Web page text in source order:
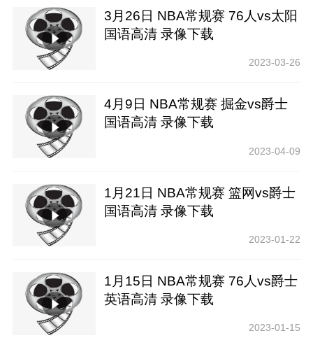
3月26日 NBA常规赛 76人vs太阳
国语高清 录像下载
2023-03-26
4月9日 NBA常规赛 掘金vs爵士
国语高清 录像下载
2023-04-09
1月21日 NBA常规赛 篮网vs爵士
国语高清 录像下载
2023-01-22
1月15日 NBA常规赛 76人vs爵士
英语高清 录像下载
2023-01-15